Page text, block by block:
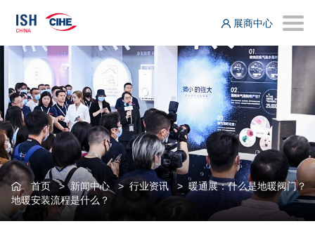
展商中心
首页>新闻中心>行业资讯> 暖通展：什么是地暖阀门？
地暖安装流程是什么？